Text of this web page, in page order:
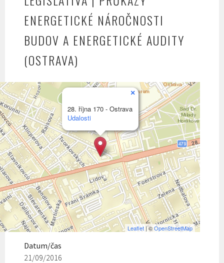
ENERGETICKÉ NÁROČNOSTI
BUDOV A ENERGETICKÉ AUDITY
(OSTRAVA)
28. října 170 - Ostrava
Udalosti
×
Leaflet| ©OpenStreetMap
Datum/čas
21/09/2016